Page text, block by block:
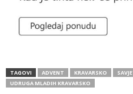
TAGOVI ADVENT KRAVARSKO
UDRUGA MLADIH KRAVARSKO